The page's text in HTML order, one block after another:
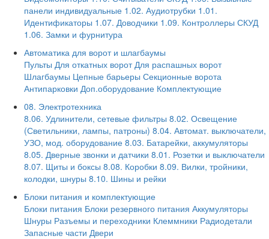
панели индивидуальные 1.02. Аудиотрубки 1.01.
Идентификаторы 1.07. Доводчики 1.09. Контроллеры СКУД
1.06. Замки и фурнитура
Автоматика для ворот и шлагбаумы
Пульты Для откатных ворот Для распашных ворот
Шлагбаумы Цепные барьеры Секционные ворота
Антипарковки Доп.оборудование Комплектующие
08. Электротехника
8.06. Удлинители, сетевые фильтры 8.02. Освещение
(Светильники, лампы, патроны) 8.04. Автомат. выключатели,
УЗО, мод. оборудование 8.03. Батарейки, аккумуляторы
8.05. Дверные звонки и датчики 8.01. Розетки и выключатели
8.07. Щиты и боксы 8.08. Коробки 8.09. Вилки, тройники,
колодки, шнуры 8.10. Шины и рейки
Блоки питания и комплектующие
Блоки питания Блоки резервного питания Аккумуляторы
Шнуры Разъемы и переходники Клеммники Радиодетали
Запасные части Двери